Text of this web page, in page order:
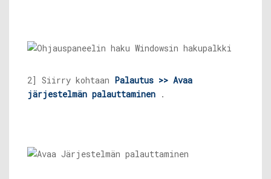
2] Siirry kohtaan Palautus >> Avaa
järjestelmän palauttaminen .